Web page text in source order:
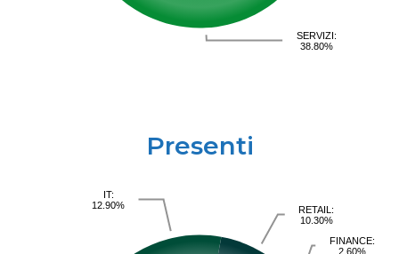
SERVIZI:
38.80%
Presenti
IT:
12.90%
RETAIL:
10.30%
FINANCE:
2.60%